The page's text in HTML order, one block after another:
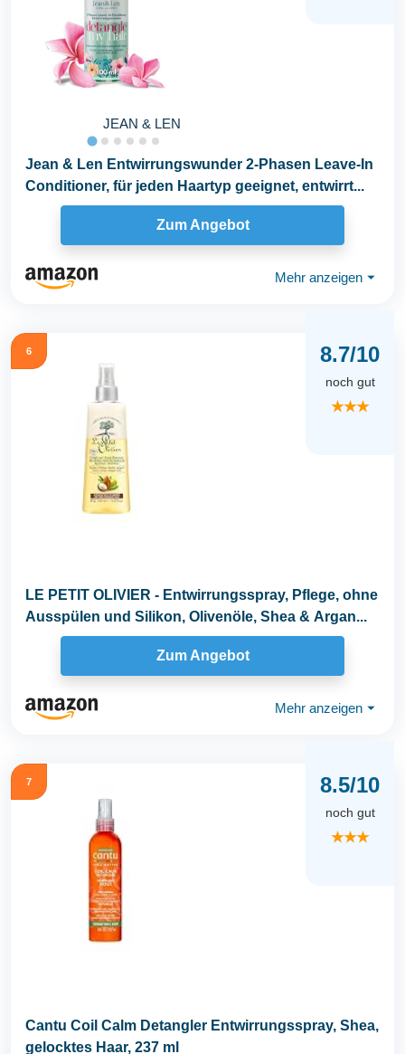
JEAN & LEN
Jean & Len Entwirrungswunder 2-Phasen Leave-In
Conditioner, für jeden Haartyp geeignet, entwirrt...
Zum Angebot
Mehr anzeigen ⏷
6 8.7/10
noch gut
★★★
LE PETIT OLIVIER - Entwirrungsspray, Pflege, ohne
Ausspülen und Silikon, Olivenöle, Shea & Argan...
Zum Angebot
Mehr anzeigen ⏷
7 8.5/10
noch gut
★★★
Cantu Coil Calm Detangler Entwirrungsspray, Shea,
gelocktes Haar, 237 ml